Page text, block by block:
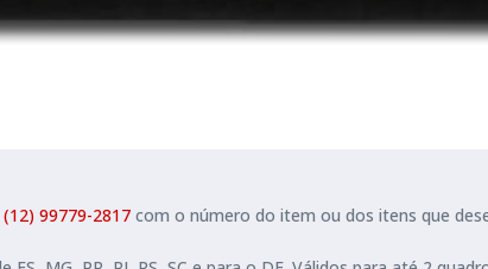
99779-2817 com o número do item ou dos itens que